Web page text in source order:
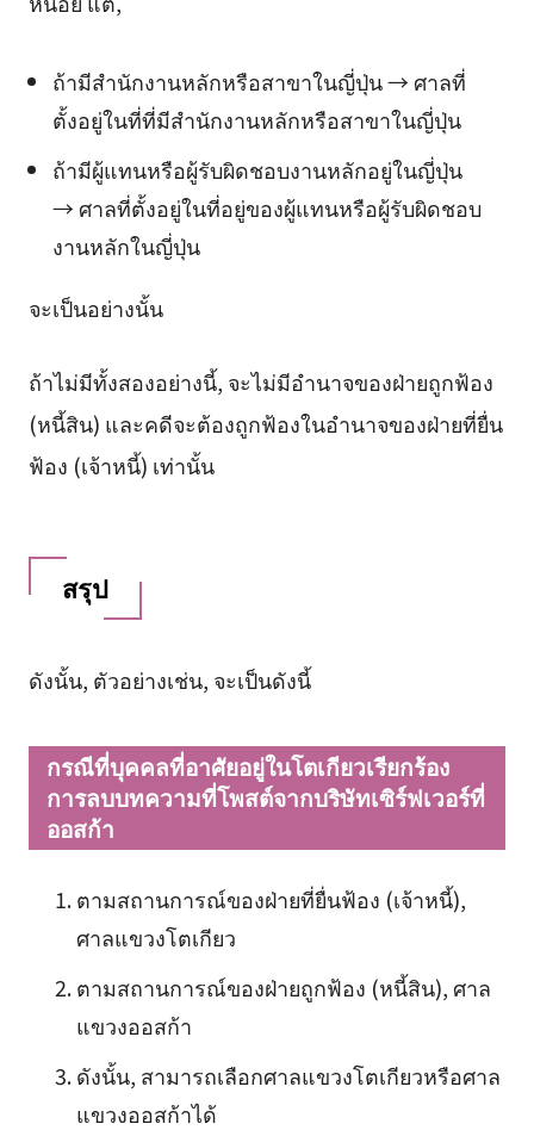
ถ้ามีสำนักงานหลักหรือสาขาในญี่ปุ่น → ศาลที่
ตั้งอยู่ในที่ที่มีสำนักงานหลักหรือสาขาในญี่ปุ่น
ถ้ามีผู้แทนหรือผู้รับผิดชอบงานหลักอยู่ในญี่ปุ่น
→ ศาลที่ตั้งอยู่ในที่อยู่ของผู้แทนหรือผู้รับผิดชอบ
งานหลักในญี่ปุ่น
จะเป็นอย่างนั้น
ถ้าไม่มีทั้งสองอย่างนี้, จะไม่มีอำนาจของฝ่ายถูกฟ้อง
(หนี้สิน) และคดีจะต้องถูกฟ้องในอำนาจของฝ่ายที่ยื่น
ฟ้อง (เจ้าหนี้) เท่านั้น
สรุป
ดังนั้น, ตัวอย่างเช่น, จะเป็นดังนี้
กรณีที่บุคคลที่อาศัยอยู่ในโตเกียวเรียกร้อง
การลบบทความที่โพสต์จากบริษัทเซิร์ฟเวอร์ที่
ออสก้า
ตามสถานการณ์ของฝ่ายที่ยื่นฟ้อง (เจ้าหนี้),
ศาลแขวงโตเกียว
ตามสถานการณ์ของฝ่ายถูกฟ้อง (หนี้สิน), ศาล
แขวงออสก้า
ดังนั้น, สามารถเลือกศาลแขวงโตเกียวหรือศาล
แขวงออสก้าได้